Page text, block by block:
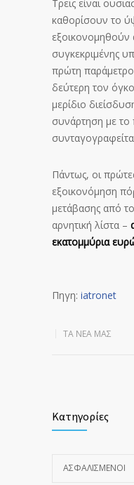
Τρεις είναι
καθορίσουν το
εξοικονομηθούν
συγκεκριμένης
πρώτη
δεύτερη τον
μερίδιο
συνάρτηση με
Πάντως, οι
εξοικονόμηση
μετάβασης από
αρνητική λίστα –
εκατομμύρια
Πηγη: iatronet
ΤΑ ΝΈΑ ΜΑΣ
Κατηγορίες
ΑΣΦΑΛΙΣΜΕΝΟΙ